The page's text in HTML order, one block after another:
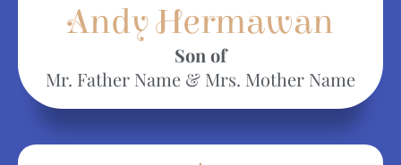
Andy Hermawan
Son of
Mr. Father Name & Mrs. Mother Name